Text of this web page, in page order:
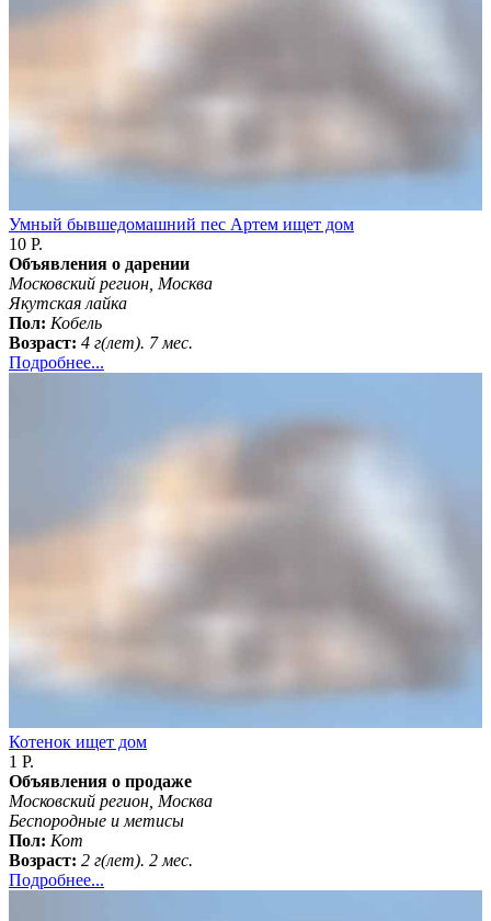
Умный бывшедомашний пес Артем ищет дом
10 Р.
Объявления о дарении
Московский регион, Москва
Якутская лайка
Пол: Кобель
Возраст: 4 г(лет). 7 мес.
Подробнее...
Котенок ищет дом
1 Р.
Объявления о продаже
Московский регион, Москва
Беспородные и метисы
Пол: Кот
Возраст: 2 г(лет). 2 мес.
Подробнее...